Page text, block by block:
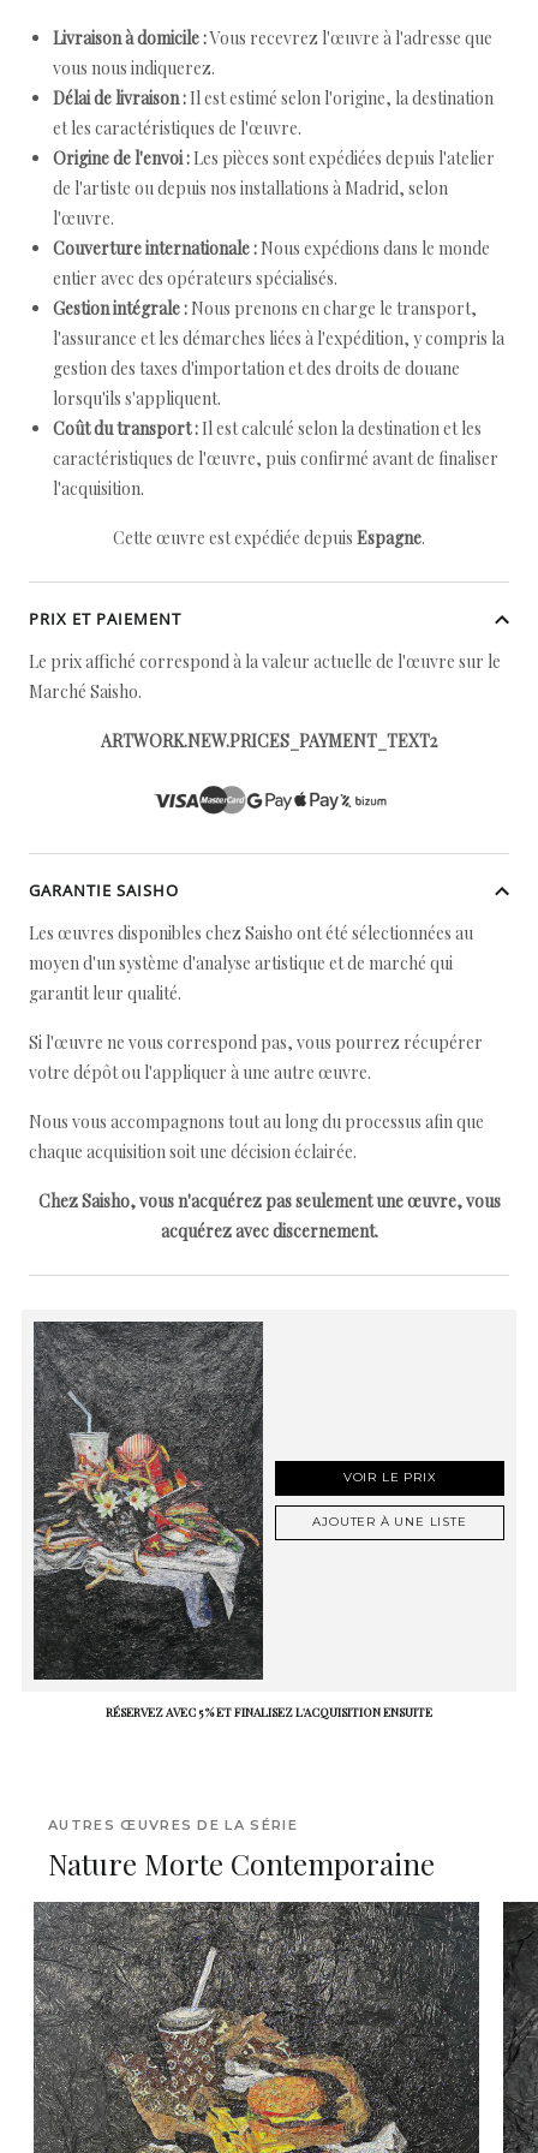
Livraison à domicile :Vous recevrez l'œuvre à l'adresse que
vous nous indiquerez.
Délai de livraison : Il est estimé selon l'origine, la destination
et les caractéristiques de l'œuvre.
Origine de l'envoi : Les pièces sont expédiées depuis l'atelier
de l'artiste ou depuis nos installations à Madrid, selon
l'œuvre.
Couverture internationale : Nous expédions dans le monde
entier avec des opérateurs spécialisés.
Gestion intégrale : Nous prenons en charge le transport,
l'assurance et les démarches liées à l'expédition, y compris la
gestion des taxes d'importation et des droits de douane
lorsqu'ils s'appliquent.
Coût du transport : Il est calculé selon la destination et les
caractéristiques de l'œuvre, puis confirmé avant de finaliser
l'acquisition.
Cette œuvre est expédiée depuis Espagne.
PRIX ET PAIEMENT
Le prix affiché correspond à la valeur actuelle de l'œuvre sur le
Marché Saisho.
ARTWORK.NEW.PRICES_PAYMENT_TEXT2
GARANTIE SAISHO
Les œuvres disponibles chez Saisho ont été sélectionnées au
moyen d'un système d'analyse artistique et de marché qui
garantit leur qualité.
Si l'œuvre ne vous correspond pas, vous pourrez récupérer
votre dépôt ou l'appliquer à une autre œuvre.
Nous vous accompagnons tout au long du processus afin que
chaque acquisition soit une décision éclairée.
Chez Saisho, vous n'acquérez pas seulement une œuvre, vous
acquérez avec discernement.
VOIR LE PRIX
AJOUTER À UNE LISTE
RÉSERVEZ AVEC 5 % ET FINALISEZ L'ACQUISITION ENSUITE
AUTRES ŒUVRES DE LA SÉRIE
Nature Morte Contemporaine